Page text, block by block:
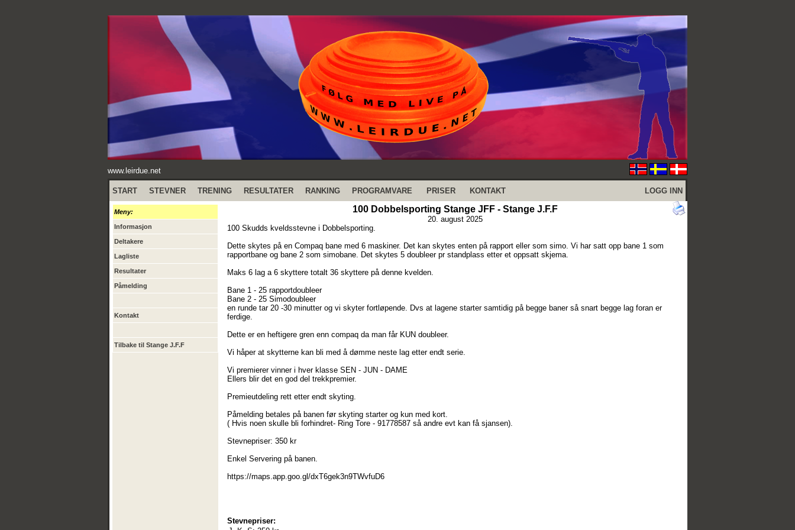
www.leirdue.net
START STEVNER TRENING RESULTATER RANKING PROGRAMVARE PRISER KONTAKT LOGG INN
Meny:
Informasjon
Deltakere
Lagliste
Resultater
Påmelding
Kontakt
Tilbake til Stange J.F.F
100 Dobbelsporting Stange JFF - Stange J.F.F
20. august 2025
100 Skudds kveldsstevne i Dobbelsporting.
Dette skytes på en Compaq bane med 6 maskiner. Det kan skytes enten på rapport eller som simo. Vi har satt opp bane 1 som
rapportbane og bane 2 som simobane. Det skytes 5 doubleer pr standplass etter et oppsatt skjema.
Maks 6 lag a 6 skyttere totalt 36 skyttere på denne kvelden.
Bane 1 - 25 rapportdoubleer
Bane 2 - 25 Simodoubleer
en runde tar 20 -30 minutter og vi skyter fortløpende. Dvs at lagene starter samtidig på begge baner så snart begge lag foran er
ferdige.
Dette er en heftigere gren enn compaq da man får KUN doubleer.
Vi håper at skytterne kan bli med å dømme neste lag etter endt serie.
Vi premierer vinner i hver klasse SEN - JUN - DAME
Ellers blir det en god del trekkpremier.
Premieutdeling rett etter endt skyting.
Påmelding betales på banen før skyting starter og kun med kort.
( Hvis noen skulle bli forhindret- Ring Tore - 91778587 så andre evt kan få sjansen).
Stevnepriser: 350 kr
Enkel Servering på banen.
https://maps.app.goo.gl/dxT6gek3n9TWvfuD6
Stevnepriser: